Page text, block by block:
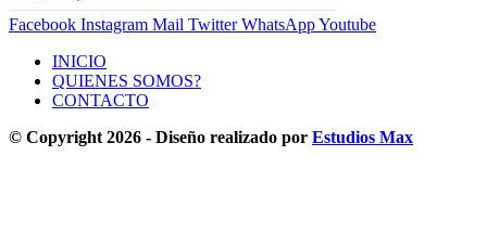
Facebook Instagram Mail Twitter WhatsAppYoutube
INICIO
QUIENES SOMOS?
CONTACTO
© Copyright 2026 - Diseño realizado por Estudios Max